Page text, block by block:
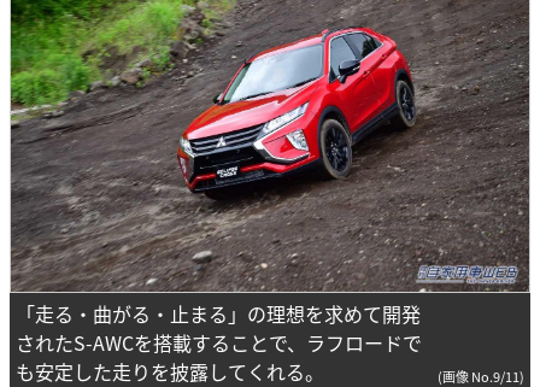
「走る・曲がる・止まる」の理想を求めて開発
されたS-AWCを搭載することで、ラフロードで
も安定した走りを披露してくれる。
(画像 No.9/11)